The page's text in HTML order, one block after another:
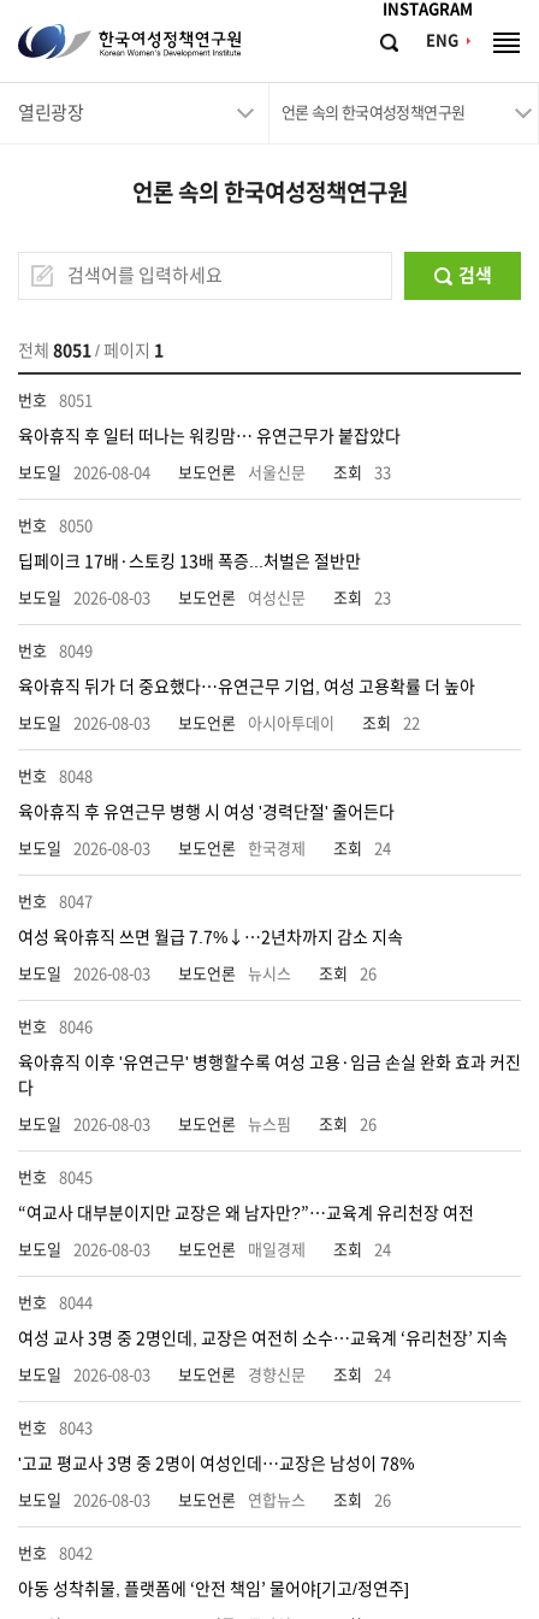
INSTAGRAM
ENG
한
국
여
구
원
Korean
Women's
Development
Institute
검
체
열린광장 언론 속의 한국여성정책연구원
언론 속의 한국여성정책연구원
검색
전체 8051 / 페이지 1
8051
육아휴직 후 일터 떠나는 워킹맘… 유연근무가 붙잡았다
2026-08-04 서울신문 33
8050
딥페이크 17배·스토킹 13배 폭증...처벌은 절반만
2026-08-03 여성신문 23
8049
육아휴직 뒤가 더 중요했다…유연근무 기업, 여성 고용확률 더 높아
2026-08-03 아시아투데이 22
8048
육아휴직 후 유연근무 병행 시 여성 '경력단절' 줄어든다
2026-08-03 한국경제 24
8047
여성 육아휴직 쓰면 월급 7.7%↓…2년차까지 감소 지속
2026-08-03 뉴시스 26
8046
육아휴직 이후 '유연근무' 병행할수록 여성 고용·임금 손실 완화 효과 커진
다
2026-08-03 뉴스핌 26
8045
“여교사 대부분이지만 교장은 왜 남자만?”…교육계 유리천장 여전
2026-08-03 매일경제 24
8044
여성 교사 3명 중 2명인데, 교장은 여전히 소수…교육계 ‘유리천장’ 지속
2026-08-03 경향신문 24
8043
'고교 평교사 3명 중 2명이 여성인데…교장은 남성이 78%
2026-08-03 연합뉴스 26
8042
아동 성착취물, 플랫폼에 ‘안전 책임’ 물어야[기고/정연주]